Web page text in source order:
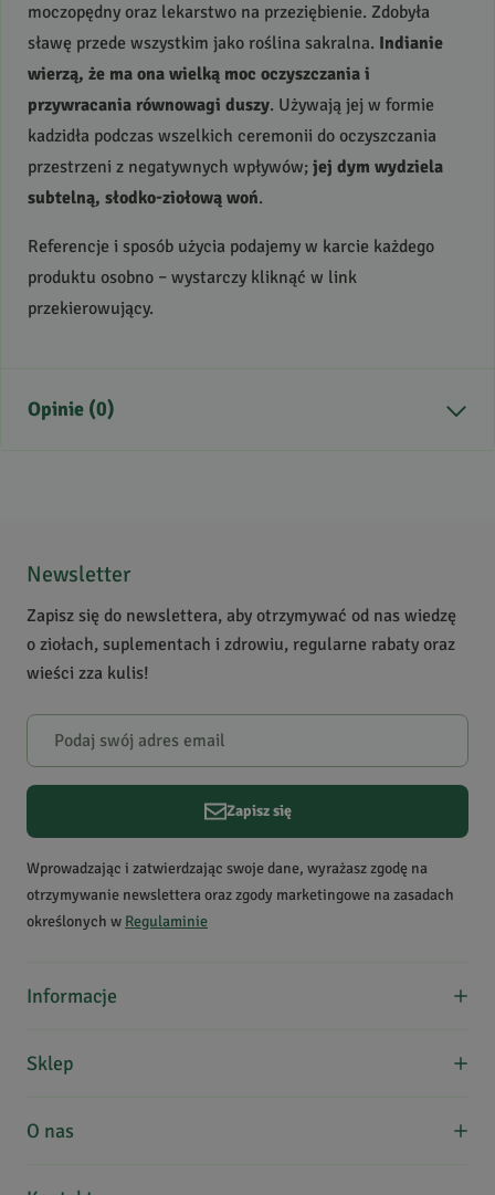
moczopędny oraz lekarstwo na przeziębienie. Zdobyła
sławę przede wszystkim jako roślina sakralna. Indianie
wierzą, że ma ona wielką moc oczyszczania i
przywracania równowagi duszy. Używają jej w formie
kadzidła podczas wszelkich ceremonii do oczyszczania
przestrzeni z negatywnych wpływów; jej dym wydziela
subtelną, słodko-ziołową woń.
Referencje i sposób użycia podajemy w karcie każdego
produktu osobno – wystarczy kliknąć w link
przekierowujący.
Opinie (0)
Bądź pierwszą osobą, która podzieli się opinią o tym
Powiadomienie
W naszej witrynie opinie mogą dodawać tylko osoby,
Newsletter
Zapisz się do newslettera, aby otrzymywać od nas wiedzę
o ziołach, suplementach i zdrowiu, regularne rabaty oraz
wieści zza kulis!
Zapisz się
Wprowadzając i zatwierdzając swoje dane, wyrażasz zgodę na
otrzymywanie newslettera oraz zgody marketingowe na zasadach
określonych w Regulaminie
Informacje
Formy płatności
Kontakt
Sklep
O nas